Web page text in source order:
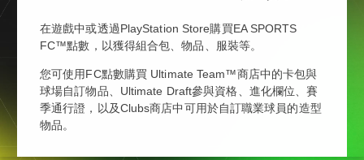
在遊戲中或透過PlayStation Store購買EA SPORTS
FC™點數，以獲得組合包、物品、服裝等。
您可使用FC點數購買 Ultimate Team™商店中的卡包與
球場自訂物品、Ultimate Draft參與資格、進化欄位、賽
季通行證，以及Clubs商店中可用於自訂職業球員的造型
物品。